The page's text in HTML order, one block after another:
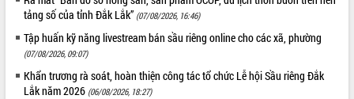
tảng số của tỉnh Đắk Lắk” (07/08/2026, 16:46)
Tập huấn kỹ năng livestream bán sầu riêng online cho các xã, phường
(07/08/2026, 09:07)
Khẩn trương rà soát, hoàn thiện công tác tổ chức Lễ hội Sầu riêng Đắk
Lắk năm 2026 (06/08/2026, 18:27)